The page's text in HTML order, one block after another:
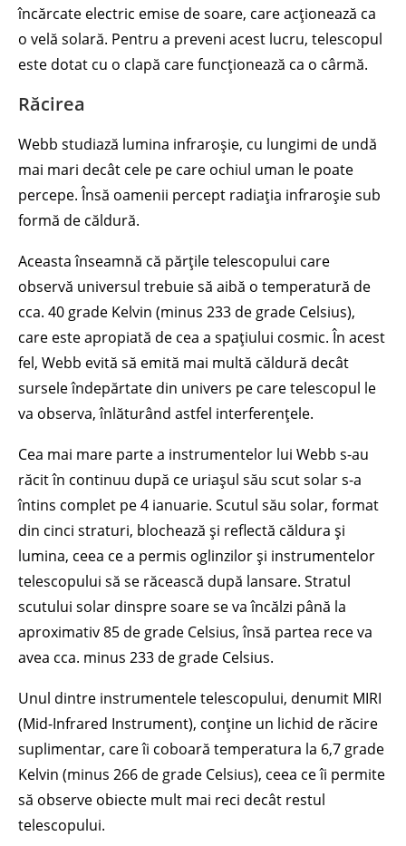
încărcate electric emise de soare, care acționează ca
o velă solară. Pentru a preveni acest lucru, telescopul
este dotat cu o clapă care funcționează ca o cârmă.
Răcirea
Webb studiază lumina infraroșie, cu lungimi de undă
mai mari decât cele pe care ochiul uman le poate
percepe. Însă oamenii percept radiația infraroșie sub
formă de căldură.
Aceasta înseamnă că părțile telescopului care
observă universul trebuie să aibă o temperatură de
cca. 40 grade Kelvin (minus 233 de grade Celsius),
care este apropiată de cea a spațiului cosmic. În acest
fel, Webb evită să emită mai multă căldură decât
sursele îndepărtate din univers pe care telescopul le
va observa, înlăturând astfel interferențele.
Cea mai mare parte a instrumentelor lui Webb s-au
răcit în continuu după ce uriașul său scut solar s-a
întins complet pe 4 ianuarie. Scutul său solar, format
din cinci straturi, blochează și reflectă căldura și
lumina, ceea ce a permis oglinzilor și instrumentelor
telescopului să se răcească după lansare. Stratul
scutului solar dinspre soare se va încălzi până la
aproximativ 85 de grade Celsius, însă partea rece va
avea cca. minus 233 de grade Celsius.
Unul dintre instrumentele telescopului, denumit MIRI
(Mid-Infrared Instrument), conține un lichid de răcire
suplimentar, care îi coboară temperatura la 6,7 grade
Kelvin (minus 266 de grade Celsius), ceea ce îi permite
să observe obiecte mult mai reci decât restul
telescopului.